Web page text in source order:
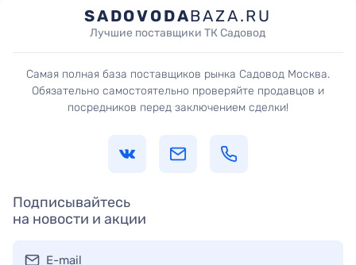
SADOVODABAZA.RU
Лучшие поставщики ТК Садовод
Самая полная база поставщиков рынка Садовод Москва.
Обязательно самостоятельно проверяйте продавцов и
посредников перед заключением сделки!
Подписывайтесь
на новости и акции
E-mail